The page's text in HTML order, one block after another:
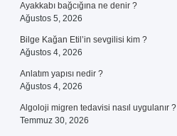
Ayakkabı bağcığına ne denir ?
Ağustos 5, 2026
Bilge Kağan Etil’in sevgilisi kim ?
Ağustos 4, 2026
Anlatım yapısı nedir ?
Ağustos 4, 2026
Algoloji migren tedavisi nasıl uygulanır ?
Temmuz 30, 2026